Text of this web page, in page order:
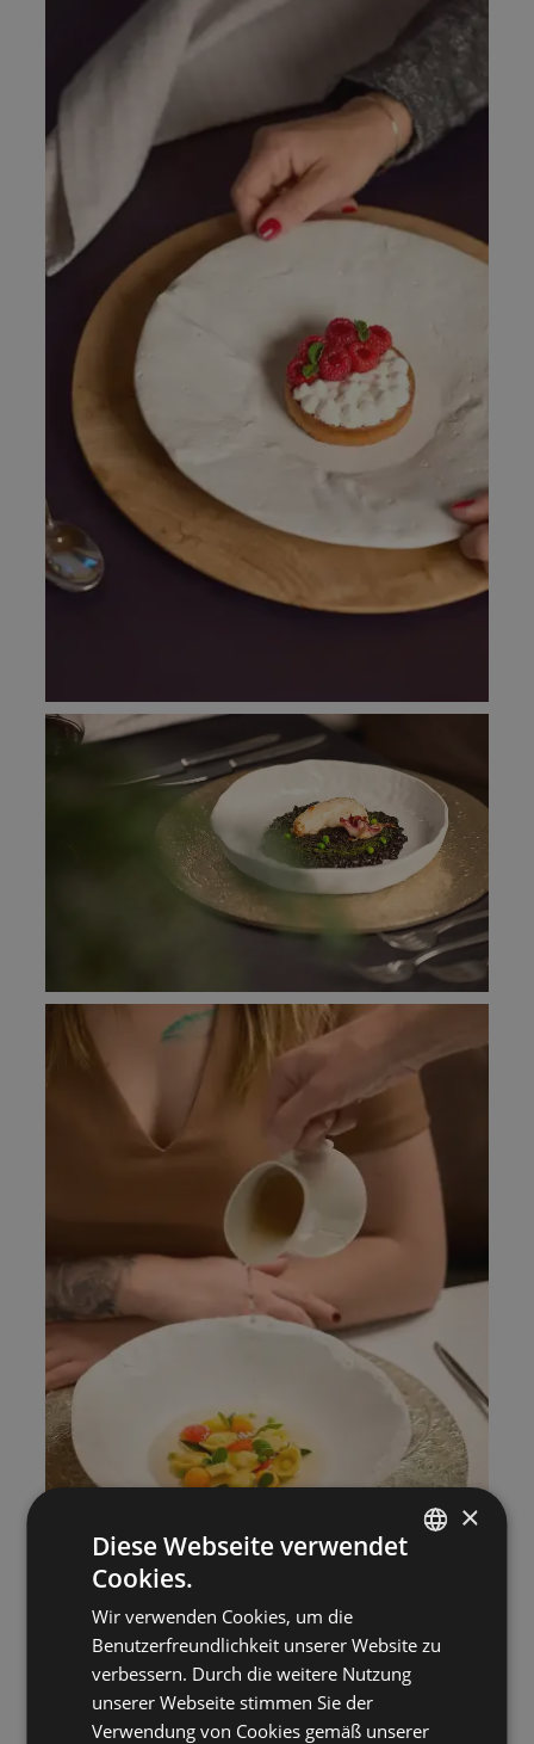
×
Diese Webseite verwendet
Cookies.
Wir verwenden Cookies, um die
Benutzerfreundlichkeit unserer Website zu
verbessern. Durch die weitere Nutzung
unserer Webseite stimmen Sie der
Verwendung von Cookies gemäß unserer